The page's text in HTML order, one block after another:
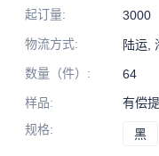
起订量:
3000
物流方式:
陆运,
数量（件） :
64
样品: 有偿
规格: 黑